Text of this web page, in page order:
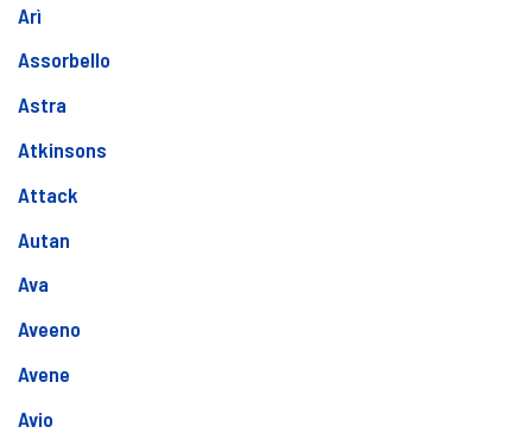
Arì
Assorbello
Astra
Atkinsons
Attack
Autan
Ava
Aveeno
Avene
Avio